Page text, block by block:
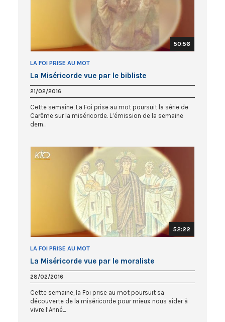
50:56
LA FOI PRISE AU MOT
La Miséricorde vue par le bibliste
21/02/2016
Cette semaine, La Foi prise au mot poursuit la série de
Carême sur la miséricorde. L’émission de la semaine
dern...
52:22
LA FOI PRISE AU MOT
La Miséricorde vue par le moraliste
28/02/2016
Cette semaine, la Foi prise au mot poursuit sa
découverte de la miséricorde pour mieux nous aider à
vivre l’Anné...